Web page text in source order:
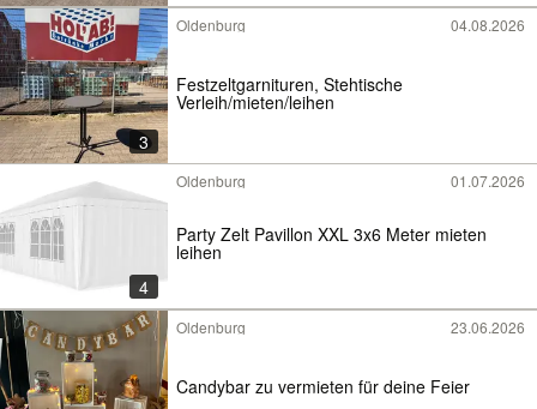
3
Oldenburg 04.08.2026
Festzeltgarnituren, Stehtische
Verleih/mieten/leihen
4
Oldenburg 01.07.2026
Party Zelt Pavillon XXL 3x6 Meter mieten
leihen
Oldenburg 23.06.2026
Candybar zu vermieten für deine Feier